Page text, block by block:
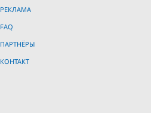
РЕКЛАМА
FAQ
ПАРТНЁРЫ
КОНТАКТ